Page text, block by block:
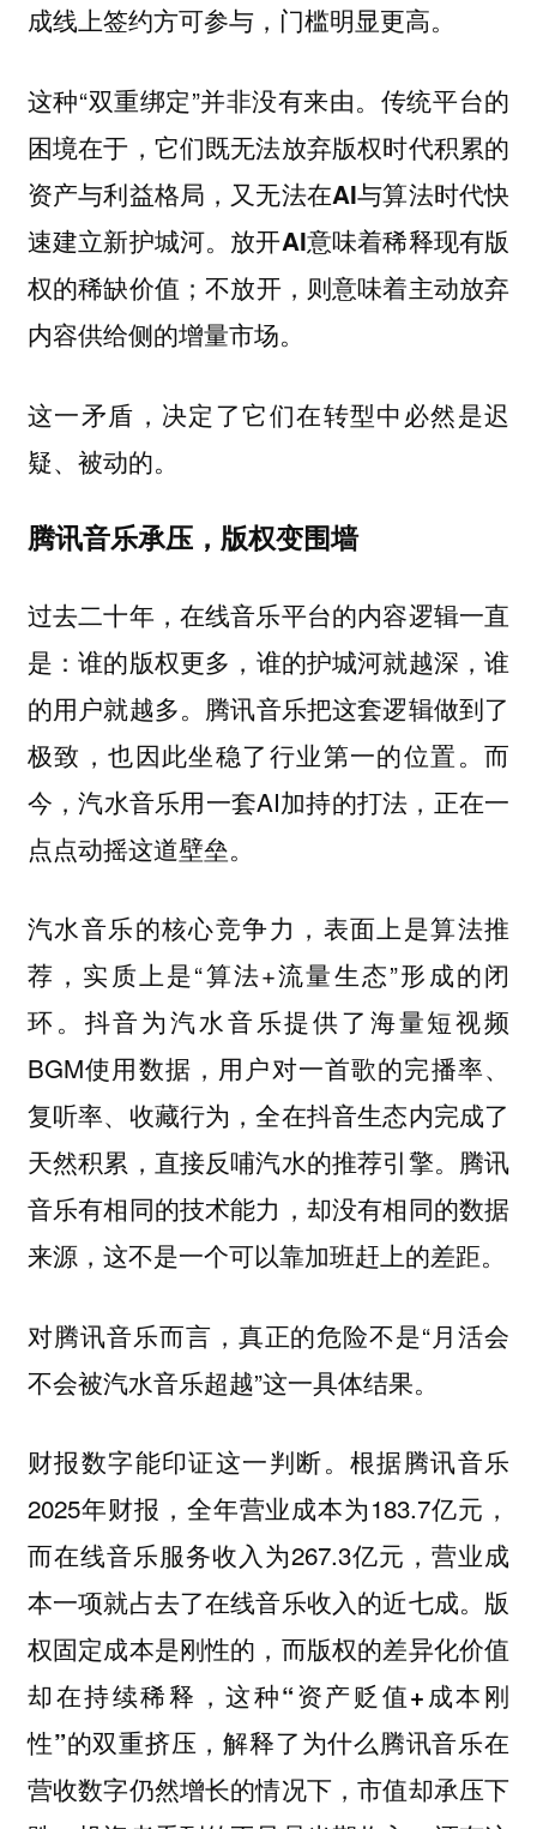
成线上签约方可参与，门槛明显更高。
这种“双重绑定”并非没有来由。 传统平台的
困境在于，它们既无法放弃版权时代积累的
资产与利益格局，又无法在AI与算法时代快
速建立新护城河。放开AI意味着稀释现有版
权的稀缺价值；不放开，则意味着主动放弃
内容供给侧的增量市场。
这一矛盾，决定了它们在转型中必然是迟
疑、被动的。
腾讯音乐承压，版权变围墙
过去二十年，在线音乐平台的内容逻辑一直
是：谁的版权更多，谁的护城河就越深，谁
的用户就越多。 腾讯音乐把这套逻辑做到了
极致，也因此坐稳了行业第一的位置。而
今，汽水音乐用一套AI加持的打法，正在一
点点动摇这道壁垒。
汽水音乐的核心竞争力，表面上是算法推
荐，实质上是“算法+流量生态”形成的闭
环。抖音为汽水音乐提供了海量短视频
BGM使用数据，用户对一首歌的完播率、
复听率、收藏行为，全在抖音生态内完成了
天然积累，直接反哺汽水的推荐引擎。腾讯
音乐有相同的技术能力，却没有相同的数据
来源，这不是一个可以靠加班赶上的差距。
对腾讯音乐而言，真正的危险不是“月活会
不会被汽水音乐超越”这一具体结果。
财报数字能印证这一判断。根据腾讯音乐
2025年财报，全年营业成本为183.7亿元，
而在线音乐服务收入为267.3亿元，营业成
本一项就占去了在线音乐收入的近七成。版
权固定成本是刚性的，而版权的差异化价值
却在持续稀释，这种“资产贬值+成本刚
性”的双重挤压，解释了为什么腾讯音乐在
营收数字仍然增长的情况下，市值却承压下